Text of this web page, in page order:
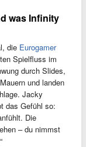
was Infinity
die Eurogamer
Spielfluss im
durch Slides,
und landen
Jacky
das Gefühl so:
Die
– du nimmst